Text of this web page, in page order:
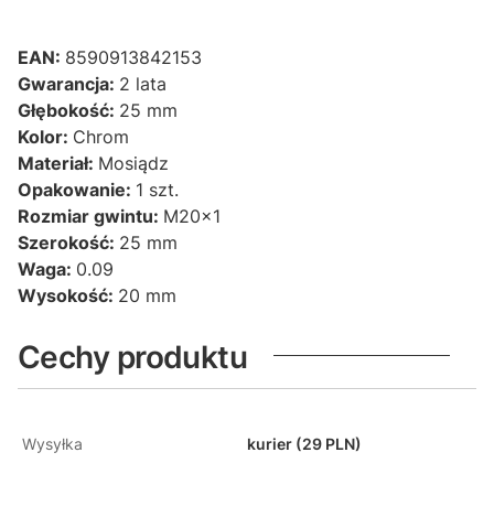
EAN: 8590913842153
Gwarancja: 2 lata
Głębokość: 25 mm
Kolor: Chrom
Materiał: Mosiądz
Opakowanie: 1 szt.
Rozmiar gwintu: M20x1
Szerokość: 25 mm
Waga: 0.09
Wysokość: 20 mm
Cechy produktu
Wysyłka kurier (29 PLN)